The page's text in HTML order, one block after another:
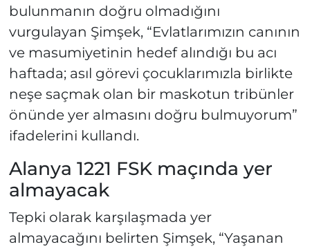
bulunmanın doğru olmadığını
vurgulayan Şimşek, “Evlatlarımızın canının
ve masumiyetinin hedef alındığı bu acı
haftada; asıl görevi çocuklarımızla birlikte
neşe saçmak olan bir maskotun tribünler
önünde yer almasını doğru bulmuyorum”
ifadelerini kullandı.
Alanya 1221 FSK maçında yer
almayacak
Tepki olarak karşılaşmada yer
almayacağını belirten Şimşek, “Yaşanan